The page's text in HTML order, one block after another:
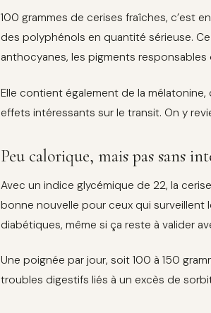
100 grammes de cerises fraîches, c’est
des polyphénols en quantité sérieuse.
anthocyanes, les pigments
Elle contient également de la
effets intéressants sur le transit. On y
Peu calorique, mais pas sans
Avec un indice glycémique de 22, la
bonne nouvelle pour ceux qui
diabétiques, même si ça reste à valider
Une poignée par jour, soit 100 à 150
troubles digestifs liés à un excès de